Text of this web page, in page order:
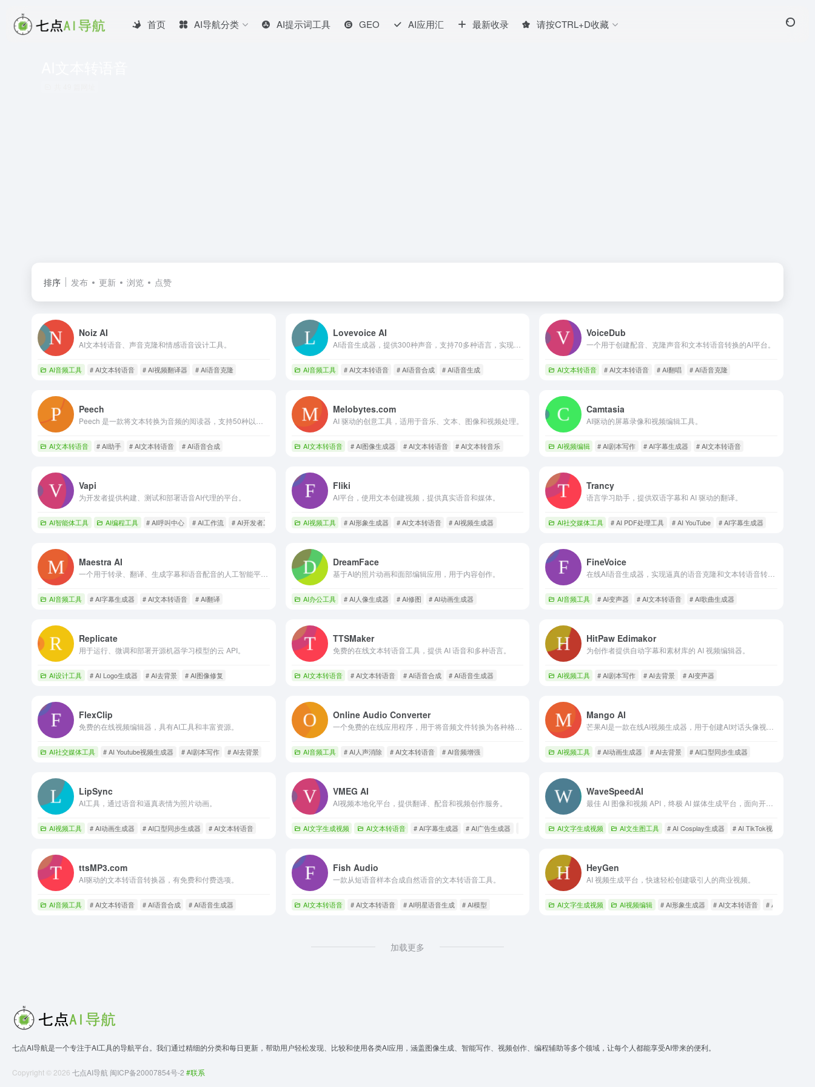
首页 AI导航分类 AI提示词工具 GEO AI应用汇 最新收录 请按CTRL+D收藏
排序 发布 更新 浏览 点赞
Noiz AI
AI文本转语音、声音克隆和情感语音设计工具。
AI音频工具 # AI文本转语音 # AI视频翻译器 # AI语音克隆
Lovevoice AI
AI语音生成器，提供300种声音，支持70多种语言，实现逼真的语音合成。
AI音频工具 # AI文本转语音 # AI语音合成 # AI语音生成
VoiceDub
一个用于创建配音、克隆声音和文本转语音转换的AI平台。
AI文本转语音 # AI文本转语音 # AI翻唱 # AI语音克隆
Peech
AI文本转语音 # AI助手 # AI文本转语音 # AI语音合成
Melobytes.com
AI 驱动的创意工具，适用于音乐、文本、图像和视频处理。
AI文本转语音 # AI图像生成器 # AI文本转语音 # AI文本转音乐
Camtasia
AI驱动的屏幕录像和视频编辑工具。
AI视频编辑 # AI剧本写作 # AI字幕生成器 # AI文本转语音
Vapi
为开发者提供构建、测试和部署语音AI代理的平台。
AI智能体工具 AI编程工具 # AI呼叫中心 # AI工作流 # AI开发者工具
Fliki
AI平台，使用文本创建视频，提供真实语音和媒体。
AI视频工具 # AI形象生成器 # AI文本转语音 # AI视频生成器
Trancy
语言学习助手，提供双语字幕和 AI 驱动的翻译。
AI社交媒体工具 # AI PDF处理工具 # AI YouTube # AI字幕生成器
Maestra AI
AI音频工具 # AI字幕生成器 # AI文本转语音 # AI翻译
DreamFace
基于AI的照片动画和面部编辑应用，用于内容创作。
AI办公工具 # AI人像生成器 # AI修图 # AI动画生成器
FineVoice
AI音频工具 # AI变声器 # AI文本转语音 # AI歌曲生成器
Replicate
用于运行、微调和部署开源机器学习模型的云 API。
AI设计工具 # AI Logo生成器 # AI去背景 # AI图像修复
TTSMaker
免费的在线文本转语音工具，提供 AI 语音和多种语言。
AI文本转语音 # AI文本转语音 # AI语音合成 # AI语音生成器
HitPaw Edimakor
为创作者提供自动字幕和素材库的 AI 视频编辑器。
AI视频工具 # AI剧本写作 # AI去背景 # AI变声器
FlexClip
免费的在线视频编辑器，具有AI工具和丰富资源。
AI社交媒体工具 # AI Youtube视频生成器 # AI剧本写作 # AI去背景
Online Audio Converter
AI音频工具 # AI人声消除 # AI文本转语音 # AI音频增强
Mango AI
AI视频工具 # AI动画生成器 # AI去背景 # AI口型同步生成器
LipSync
AI工具，通过语音和逼真表情为照片动画。
AI视频工具 # AI动画生成器 # AI口型同步生成器 # AI文本转语音
VMEG AI
AI视频本地化平台，提供翻译、配音和视频创作服务。
AI文字生成视频 AI文本转语音 # AI字幕生成器 # AI广告生成器 # AI文本转语音
WaveSpeedAI
AI文字生成视频 AI文生图工具 # AI Cosplay生成器 # AI TikTok视频生成
ttsMP3.com
AI驱动的文本转语音转换器，有免费和付费选项。
AI音频工具 # AI文本转语音 # AI语音合成 # AI语音生成器
Fish Audio
一款从短语音样本合成自然语音的文本转语音工具。
AI文本转语音 # AI文本转语音 # AI明星语音生成 # AI模型
HeyGen
AI 视频生成平台，快速轻松创建吸引人的商业视频。
AI文字生成视频 AI视频编辑 # AI形象生成器 # AI文本转语音 # AI视频生成器
加载更多
七点AI导航是一个专注于AI工具的导航平台。我们通过精细的分类和每日更新，帮助用户轻松发现、比较和使用各类AI应用，涵盖图像生成、智能写作、视频创作、编程辅助等多个领域，让每个人都能享受AI带来的便利。
Copyright © 2026 七点AI导航 闽ICP备20007854号-2 #联系